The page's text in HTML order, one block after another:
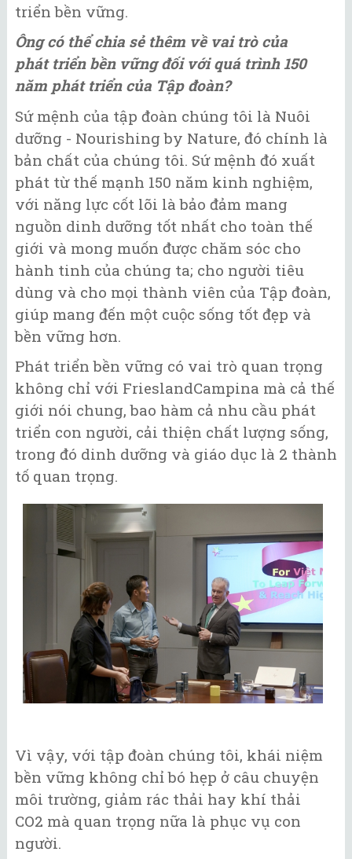
triển bền vững.
Ông có thểchia sẻ thêm về vai trò của
phát triển bền vững đối với quá trình 150
năm phát triển của Tập đoàn?
Sứ mệnh của tập đoàn chúng tôi là Nuôi
dưỡng - Nourishing by Nature, đó chính là
bản chất của chúng tôi. Sứ mệnh đó xuất
phát từ thế mạnh 150 năm kinh nghiệm,
với năng lực cốt lõi là bảo đảm mang
nguồn dinh dưỡng tốt nhất cho toàn thế
giới và mong muốn được chăm sóc cho
hành tinh của chúng ta; cho người tiêu
dùng và cho mọi thành viên của Tập đoàn,
giúp mang đến một cuộc sống tốt đẹp và
bền vững hơn.
Phát triển bền vững có vai trò quan trọng
không chỉ với FrieslandCampina mà cả thế
giới nói chung, bao hàm cả nhu cầu phát
triển con người, cải thiện chất lượng sống,
trong đó dinh dưỡng và giáo dục là 2 thành
tố quan trọng.
Vì vậy, với tập đoàn chúng tôi, khái niệm
bền vững không chỉ bó hẹp ở câu chuyện
môi trường, giảm rác thải hay khí thải
CO2 mà quan trọng nữa là phục vụ con
người.